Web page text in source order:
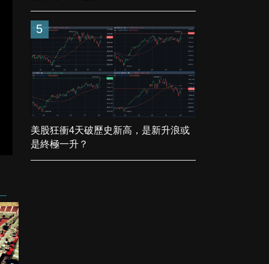
5
美股狂衝4天破歷史新高，是新升浪或
是終極一升？